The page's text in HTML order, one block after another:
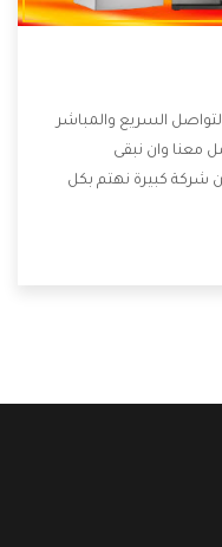
السريع والمباشر
معنا وان نبقى
شركة كبيرة نهتم بكل
التى تكون من أهم